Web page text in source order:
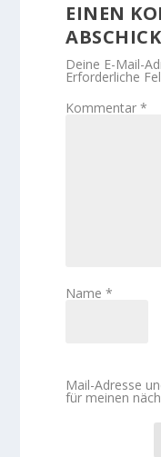
EINEN
Deine E-Mail-
Erforderliche
Kommentar*
Name*
Mail-Adresse
für meinen